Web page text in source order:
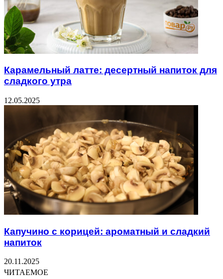
Карамельный латте: десертный напиток для
сладкого утра
12.05.2025
Капучино с корицей: ароматный и сладкий
напиток
20.11.2025
ЧИТАЕМОЕ